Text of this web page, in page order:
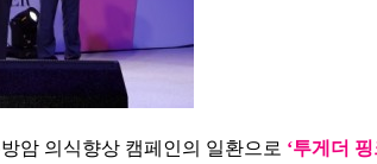
암 의식향상 캠페인의 일환으로 ‘투게더 핑